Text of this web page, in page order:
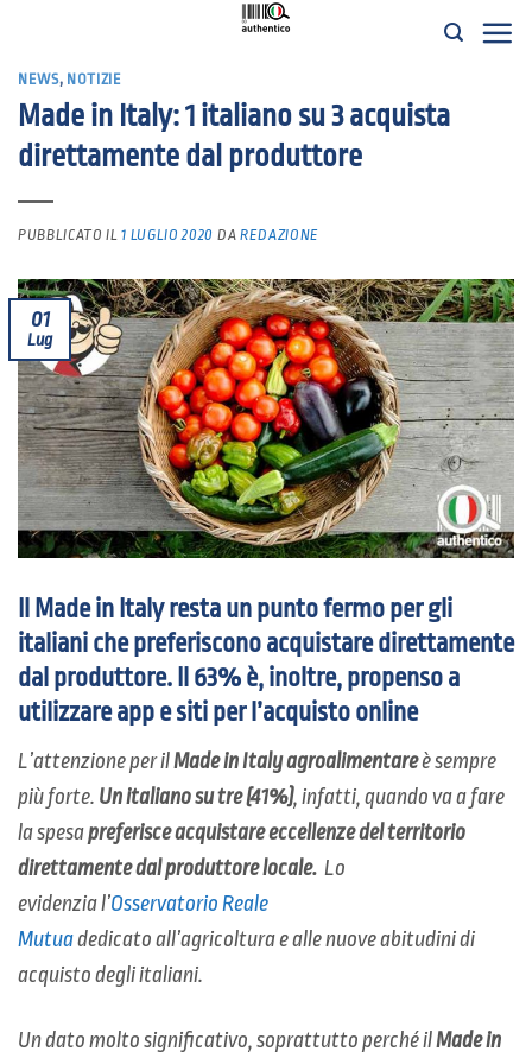
contenuti
NEWS, NOTIZIE
Made in Italy: 1 italiano su 3 acquista
direttamente dal produttore
PUBBLICATO IL1 LUGLIO 2020 DA REDAZIONE
01
Lug
Il Made in Italy resta un punto fermo per gli
italiani che preferiscono acquistare direttamente
dal produttore. Il 63% è, inoltre, propenso a
utilizzare app e siti per l’acquisto online
L’attenzione per ilMade in Italy agroalimentareè sempre
più forte. Un italiano su tre (41%), infatti, quando va a fare
la spesapreferisce acquistare eccellenze del territorio
direttamente dal produttore locale. Lo
evidenzia l’Osservatorio Reale
Mutuadedicato all’agricoltura e alle nuove abitudini di
acquisto degli italiani.
Un dato molto significativo, soprattutto perché ilMade in